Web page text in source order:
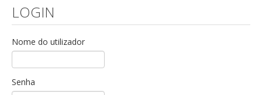
LOGIN
Nome do utilizador
Senha